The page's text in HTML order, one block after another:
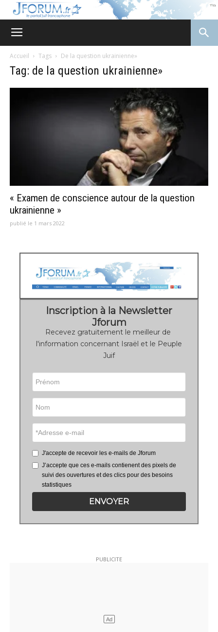
Accueil Tags De la question ukrainienne»
Tag: de la question ukrainienne»
« Examen de conscience autour de la question
ukrainienne »
publié le 1 mars 2022
Inscription à la Newsletter
Jforum
Recevez gratuitement le meilleur de
l'information concernant Israël et le Peuple
Juif
J'accepte de recevoir les e-mails de Jforum
J’accepte que ces e-mails contienent des pixels de
suivi des ouvertures et des clics pour des besoins
statistiques
ENVOYER